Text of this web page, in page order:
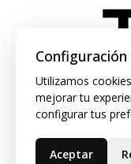
Configuración
Utilizamos
mejorar tu
configurar tus
Aceptar